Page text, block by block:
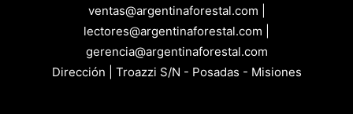
ventas@argentinaforestal.com |
lectores@argentinaforestal.com |
gerencia@argentinaforestal.com
Dirección | Troazzi S/N - Posadas - Misiones